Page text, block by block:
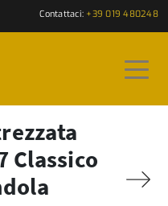
Contattaci: +39 019 480248
Classico